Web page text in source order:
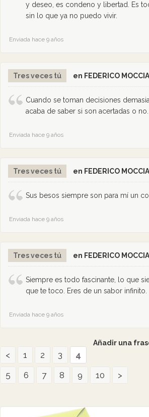
y deseo, es condeno y libertad. Es
sin lo que ya no puedo vivir.
Enviada hace 9 años
Tres veces tú en FEDERICO MOCCIA
Cuando se toman decisiones
acaba de saber si son acertadas o no.
Enviada hace 9 años
Tres veces tú en FEDERICO MOCCIA
Sus besos siempre son para mí un
Enviada hace 9 años
Tres veces tú en FEDERICO MOCCIA
Siempre es todo fascinante, lo que
que te toco. Eres de un sabor infinito.
Enviada hace 9 años
Añadir una
< 1 2 3
4
5
6 7 8 9 10 >